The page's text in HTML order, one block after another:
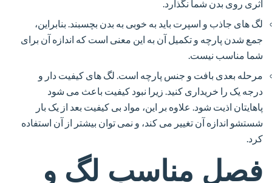
اثری روی بدن شما نگذارد.
لگ های جاذب و اسپرت باید به خوبی به بدن بچسبند. بنابراین،
جمع شدن پارچه و تکمیل آن به این معنی است که اندازه آن برای
شما مناسب نیست.
مرحله بعدی بافت و جنس پارچه است. لگ های کیفیت دار و
درجه یک را خریداری کنید. زیرا نبود کیفیت باعث می شود
پاهایتان اذیت شود. علاوه بر این، مواد بی کیفیت بعد از یک بار
شستشو اندازه آن تغییر می کند، و نمی توان بیشتر از آن استفاده
کرد.
فصل مناسب لگ و